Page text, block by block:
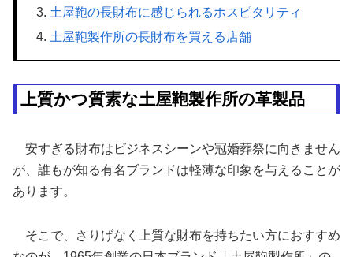
土屋鞄の長財布に感じられるホスピタリティ
土屋鞄製作所の長財布を買える店舗
上質かつ質素な土屋鞄製作所の革製品
安すぎる財布はビジネスシーンや冠婚葬祭に向きません
が、誰もが知る有名ブランドは軽薄な印象を与えることが
あります。
そこで、さりげなく上質な財布を持ちたい方におすすめ